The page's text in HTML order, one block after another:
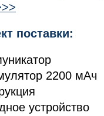
поставки:
2200 мАч
устройство